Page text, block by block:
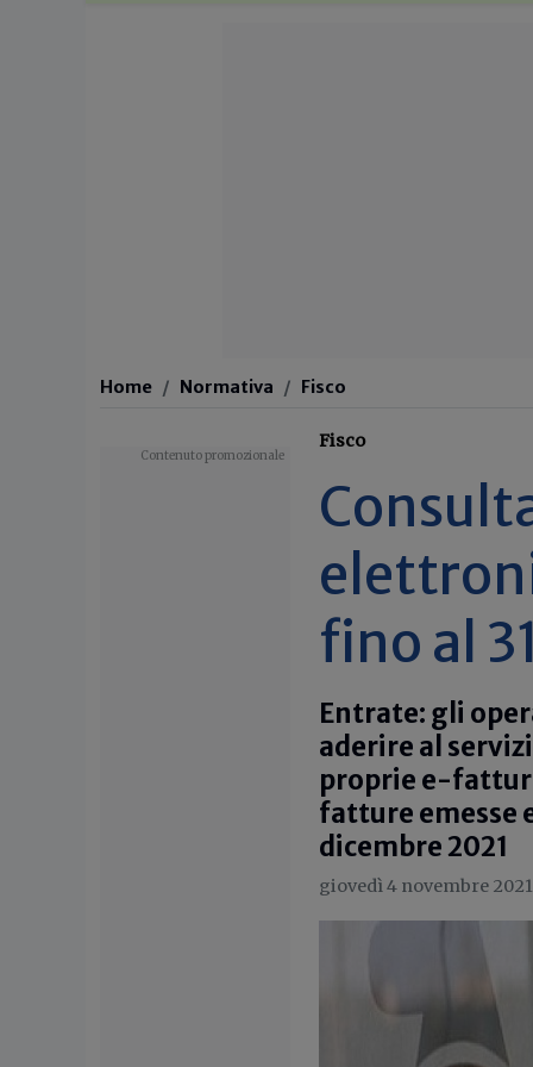
Home Normativa Fisco
Fisco
fino al
Entrate: gli
aderire al
proprie e-
fatture emesse
dicembre 2021
giovedì 4 novembre